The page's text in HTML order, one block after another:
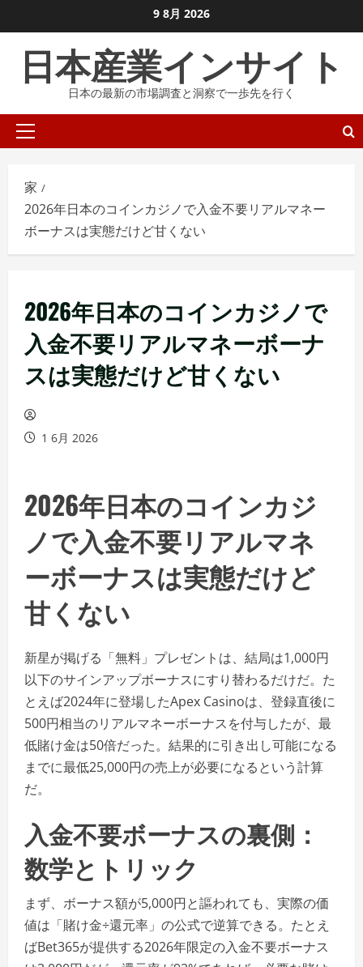
ン
に
ま
9 8月 2026
日本産業インサイト
日本の最新の市場調査と洞察で一歩先を行く
プ
イ
マ
メ
ー
家
2026年日本のコインカジノで入金不要リアルマネー
ボーナスは実態だけど甘くない
2026年日本のコインカジノで
入金不要リアルマネーボーナ
スは実態だけど甘くない
1 6月 2026
2026年日本のコインカジ
ノで入金不要リアルマネ
ーボーナスは実態だけど
甘くない
新星が掲げる「無料」プレゼントは、結局は1,000円
以下のサインアップボーナスにすり替わるだけだ。た
とえば2024年に登場したApex Casinoは、登録直後に
500円相当のリアルマネーボーナスを付与したが、最
低賭け金は50倍だった。結果的に引き出し可能になる
までに最低25,000円の売上が必要になるという計算
だ。
入金不要ボーナスの裏側：
数学とトリック
まず、ボーナス額が5,000円と謳われても、実際の価
値は「賭け金÷還元率」の公式で逆算できる。たとえ
ばBet365が提供する2026年限定の入金不要ボーナス